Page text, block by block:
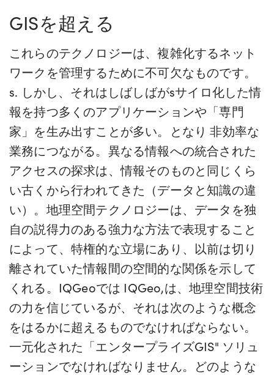
GISを超える
これらのテクノロジーは、複雑化するネット
ワークを管理するために不可欠なものです。
s. しかし、それはしばしばがsサイロ化した情
報を持つ多くのアプリケーションや「専門
家」を生み出すことが多い。 となり 非効率な
業務につながる。異なる情報への統合された
アクセスの探求は、情報そのものと同じくら
い古くから行われてきた（データと知識の違
い）。地理空間テクノロジーは、データを独
自の説得力のある強力な方法で表現すること
によって、特権的な立場にあり、以前は切り
離されていた情報間の空間的な関係を示して
くれる。IQGeoでは IQGeo,は、地理空間技術
の力を信じているが、それは次のような概念
をはるかに超えるものでなければならない。
一元化された 「エンタープライズGIS" ソリュ
ーションでなければなりません。どのような